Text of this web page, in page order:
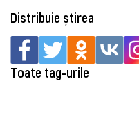
Distribuie știrea
Toate tag-urile